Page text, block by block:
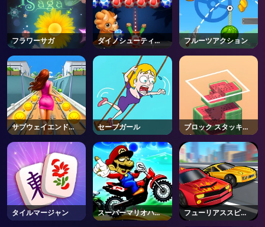
フラワーサガ
ダイノシューティン
グ
フルーツアクション
サブウェイエンドレ
スラン
セーブガール
ブロック スタッキン
グ
タイルマージャン
スーパーマリオハロ
ウィンウィリー
フューリアススピー
ド